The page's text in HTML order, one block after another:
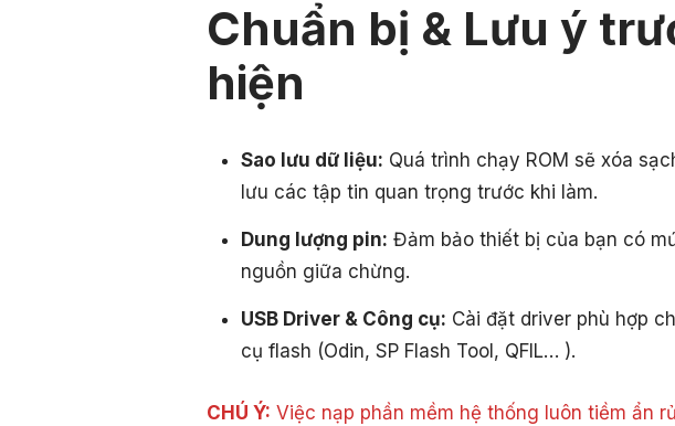
Chuẩn bị & Lưu ý
hiện
Sao lưu dữ liệu: Quá trình chạy ROM sẽ xóa
lưu các tập tin quan trọng trước khi làm.
Dung lượng pin: Đảm bảo thiết bị của bạn có
nguồn giữa chừng.
USB Driver & Công cụ: Cài đặt driver phù hợp
cụ flash (Odin, SP Flash Tool, QFIL… ).
CHÚ Ý: Việc nạp phần mềm hệ thống luôn tiềm ẩn